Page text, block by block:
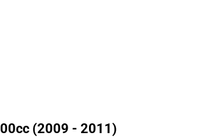
(2009 - 2011)